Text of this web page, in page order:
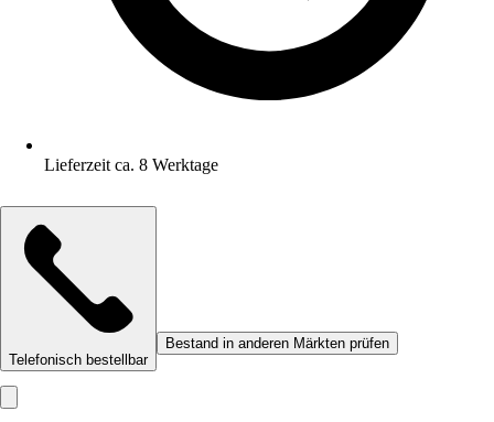
Lieferzeit ca. 8 Werktage
Telefonisch bestellbar
Bestand in anderen Märkten prüfen